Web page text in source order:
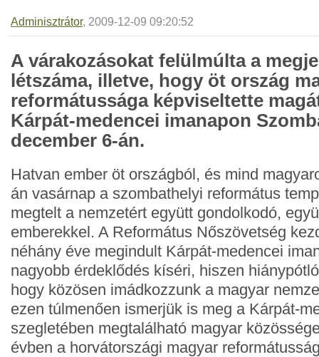
Adminisztrátor, 2009-12-09 09:20:52
A várakozásokat felülmúlta a
létszáma, illetve, hogy öt ország
reformátussága képviseltette
Kárpát-medencei imanapon
december 6-án.
Hatvan ember öt országból, és mind
án vasárnap a szombathelyi református
megtelt a nemzetért együtt gondolkodó,
emberekkel. A Református Nőszövetség
néhány éve megindult Kárpát-medencei
nagyobb érdeklődés kíséri, hiszen
hogy közösen imádkozzunk a magyar
ezen túlmenően ismerjük is meg a Kárpát-
szegletében megtalálható magyar
évben a horvátországi magyar